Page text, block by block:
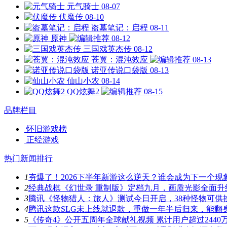
元气骑士 08-07
伏魔传 08-10
盗墓笔记：启程 08-11
原神
08-12
三国戏英杰传 08-12
苍翼：混沌效应
08-13
诺亚传说口袋版 08-13
仙山小农 08-14
QQ炫舞2
08-15
品牌栏目
怀旧游戏榜
正经游戏
热门新闻排行
1夯爆了！2026下半年新游这么逆天？谁会成为下一个现
2经典战棋《幻世录 重制版》定档九月，画质光影全面升
3腾讯《怪物猎人：旅人》测试今日开启，38种怪物可供
4腾讯这款SLG未上线就退款，重做一年半后归来，能翻
5 《传奇4》公开五周年全球献礼视频 累计用户超过2440